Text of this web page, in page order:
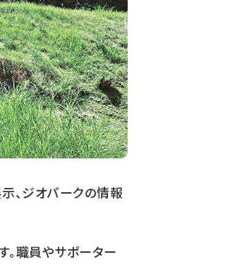
、ジオパークの情報
職員やサポーター